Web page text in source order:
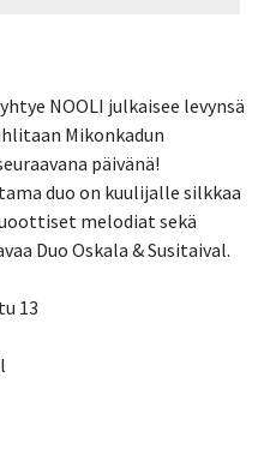
NOOLI julkaisee levynsä
Mikonkadun
päivänä!
duo on kuulijalle silkkaa
melodiat sekä
Duo Oskala & Susitaival.
13